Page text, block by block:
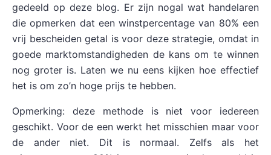
gedeeld op deze blog. Er zijn nogal wat handelaren
die opmerken dat een winstpercentage van 80% een
vrij bescheiden getal is voor deze strategie, omdat in
goede marktomstandigheden de kans om te winnen
nog groter is. Laten we nu eens kijken hoe effectief
het is om zo’n hoge prijs te hebben.
Opmerking: deze methode is niet voor iedereen
geschikt. Voor de een werkt het misschien maar voor
de ander niet. Dit is normaal. Zelfs als het